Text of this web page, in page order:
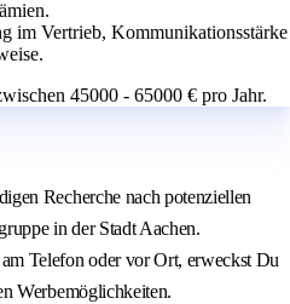
im Vertrieb, Kommunikationsstärke
45000 - 65000 € pro Jahr.
Recherche nach potenziellen
in der Stadt Aachen.
Telefon oder vor Ort, erweckst Du
Werbemöglichkeiten.